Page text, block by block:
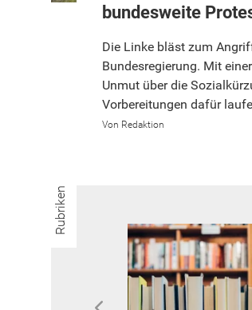
bundesweite
Die Linke bläst zum
Bundesregierung. Mit
Unmut über die
Vorbereitungen dafür
Redaktion
Rubriken